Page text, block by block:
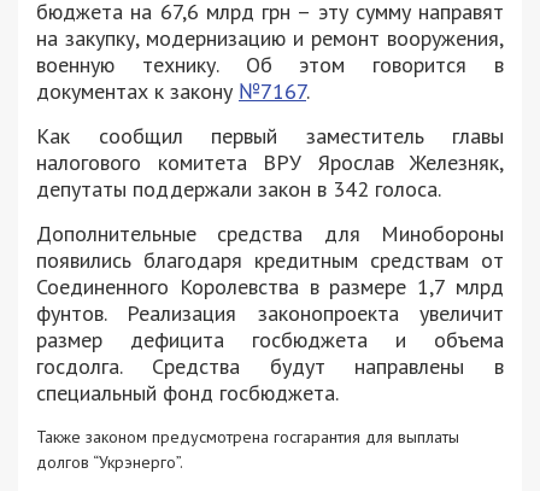
бюджета на 67,6 млрд грн – эту сумму направят
на закупку, модернизацию и ремонт вооружения,
военную технику. Об этом говорится в
документах к закону №7167.
Как сообщил первый заместитель главы
налогового комитета ВРУ Ярослав Железняк,
депутаты поддержали закон в 342 голоса.
Дополнительные средства для Минобороны
появились благодаря кредитным средствам от
Соединенного Королевства в размере 1,7 млрд
фунтов. Реализация законопроекта увеличит
размер дефицита госбюджета и объема
госдолга. Средства будут направлены в
специальный фонд госбюджета.
Также законом предусмотрена госгарантия для выплаты
долгов “Укрэнерго”.